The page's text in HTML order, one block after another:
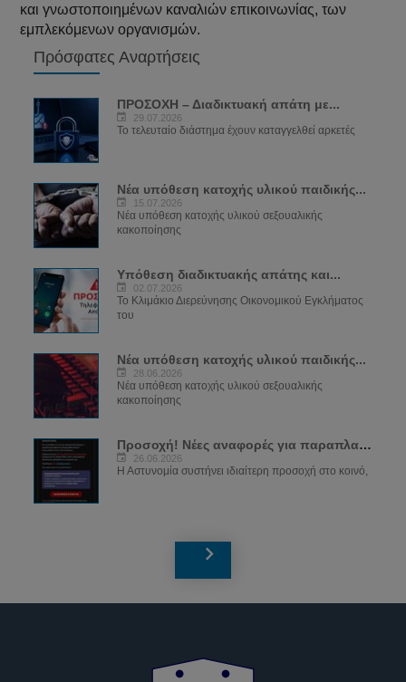
και γνωστοποιημένων καναλιών επικοινωνίας, των
εμπλεκόμενων οργανισμών.
Πρόσφατες Αναρτήσεις
ΠΡΟΣΟΧΗ – Διαδικτυακή απάτη με...
29.07.2026
Το τελευταίο διάστημα έχουν καταγγελθεί αρκετές
Νέα υπόθεση κατοχής υλικού παιδικής...
15.07.2026
Νέα υπόθεση κατοχής υλικού σεξουαλικής
κακοποίησης
Υπόθεση διαδικτυακής απάτης και...
02.07.2026
Το Κλιμάκιο Διερεύνησης Οικονομικού Εγκλήματος
του
Νέα υπόθεση κατοχής υλικού παιδικής...
28.06.2026
Νέα υπόθεση κατοχής υλικού σεξουαλικής
κακοποίησης
Προσοχή! Νέες αναφορές για παραπλανητικά...
26.06.2026
Η Αστυνομία συστήνει ιδιαίτερη προσοχή στο κοινό,